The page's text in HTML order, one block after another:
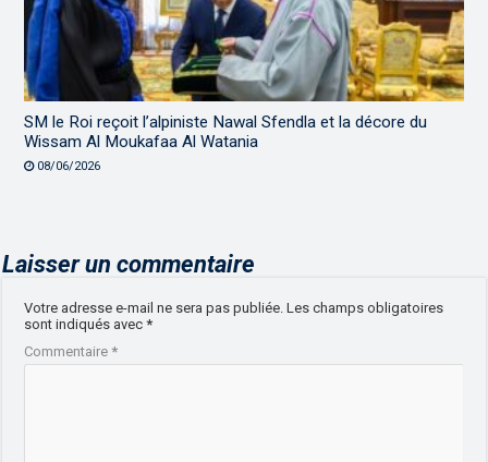
SM le Roi reçoit l’alpiniste Nawal Sfendla et la décore du
Wissam Al Moukafaa Al Watania
08/06/2026
Laisser un commentaire
Votre adresse e-mail ne sera pas publiée. Les champs obligatoires
sont indiqués avec*
Commentaire*